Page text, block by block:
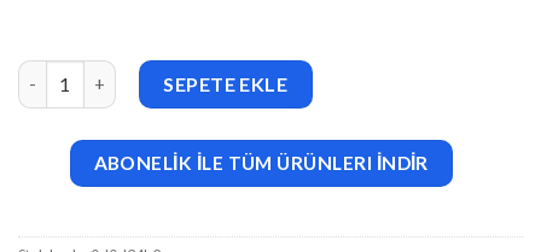
Accommodo (v1.2) Accommodation Travel WordPress Theme
SEPETE EKLE
ABONELİK İLE TÜM ÜRÜNLERI İNDİR